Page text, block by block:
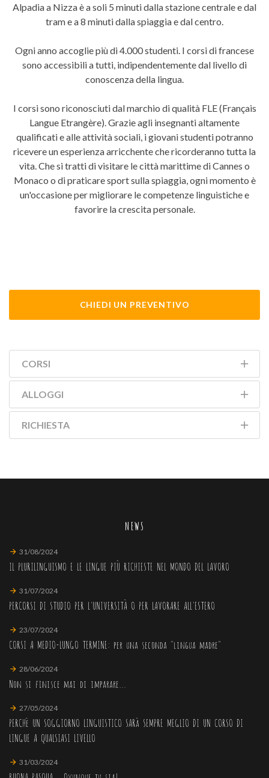
Alpadia a Nizza è a soli 5 minuti dalla stazione centrale e dal
tram e a 8 minuti dalla spiaggia e dal centro.
Ogni anno accoglie più di 4.000 studenti. I corsi di francese
sono accessibili a tutti, indipendentemente dal livello di
conoscenza della lingua.
I corsi sono riconosciuti dal marchio di qualità FLE (Français
Langue Etrangère) . Grazie agli insegnanti altamente
qualificati e alle attività sociali, i giovani studenti potranno
ricevere un esperienza arricchente che ricorderanno tutta la
vita. Che si tratti di visitare le città marittime di Cannes o
Monaco o di praticare sport sulla spiaggia, ogni momento è
un'occasione per migliorare le competenze linguistiche e
favorire la crescita personale.
CHIEDI UN PREVENTIVO
CORSI
ALLOGGI
RICHIESTA
NEWS
31/08/2024
IL PLURILINGUISMO E LE LINGUE PIÙ RICHIESTE NEL MONDO DEL LAVORO
31/07/2024
PERCORSI DI STUDIO PER L'UNIVERSITÀ O PER LAVORARE ALL'ESTERO
23/07/2024
CORSI A MEDIO-LUNGO TERMINE: per una seconda "lingua madre"
28/06/2024
Non si finisce mai di imparare...
27/05/2024
PERCHè UN SOGGIORNO LINGUISTICO SARà SEMPRE MEGLIO DI UN CORSO DI
LINGUE A QUALSIASI LIVELLO
31/03/2024